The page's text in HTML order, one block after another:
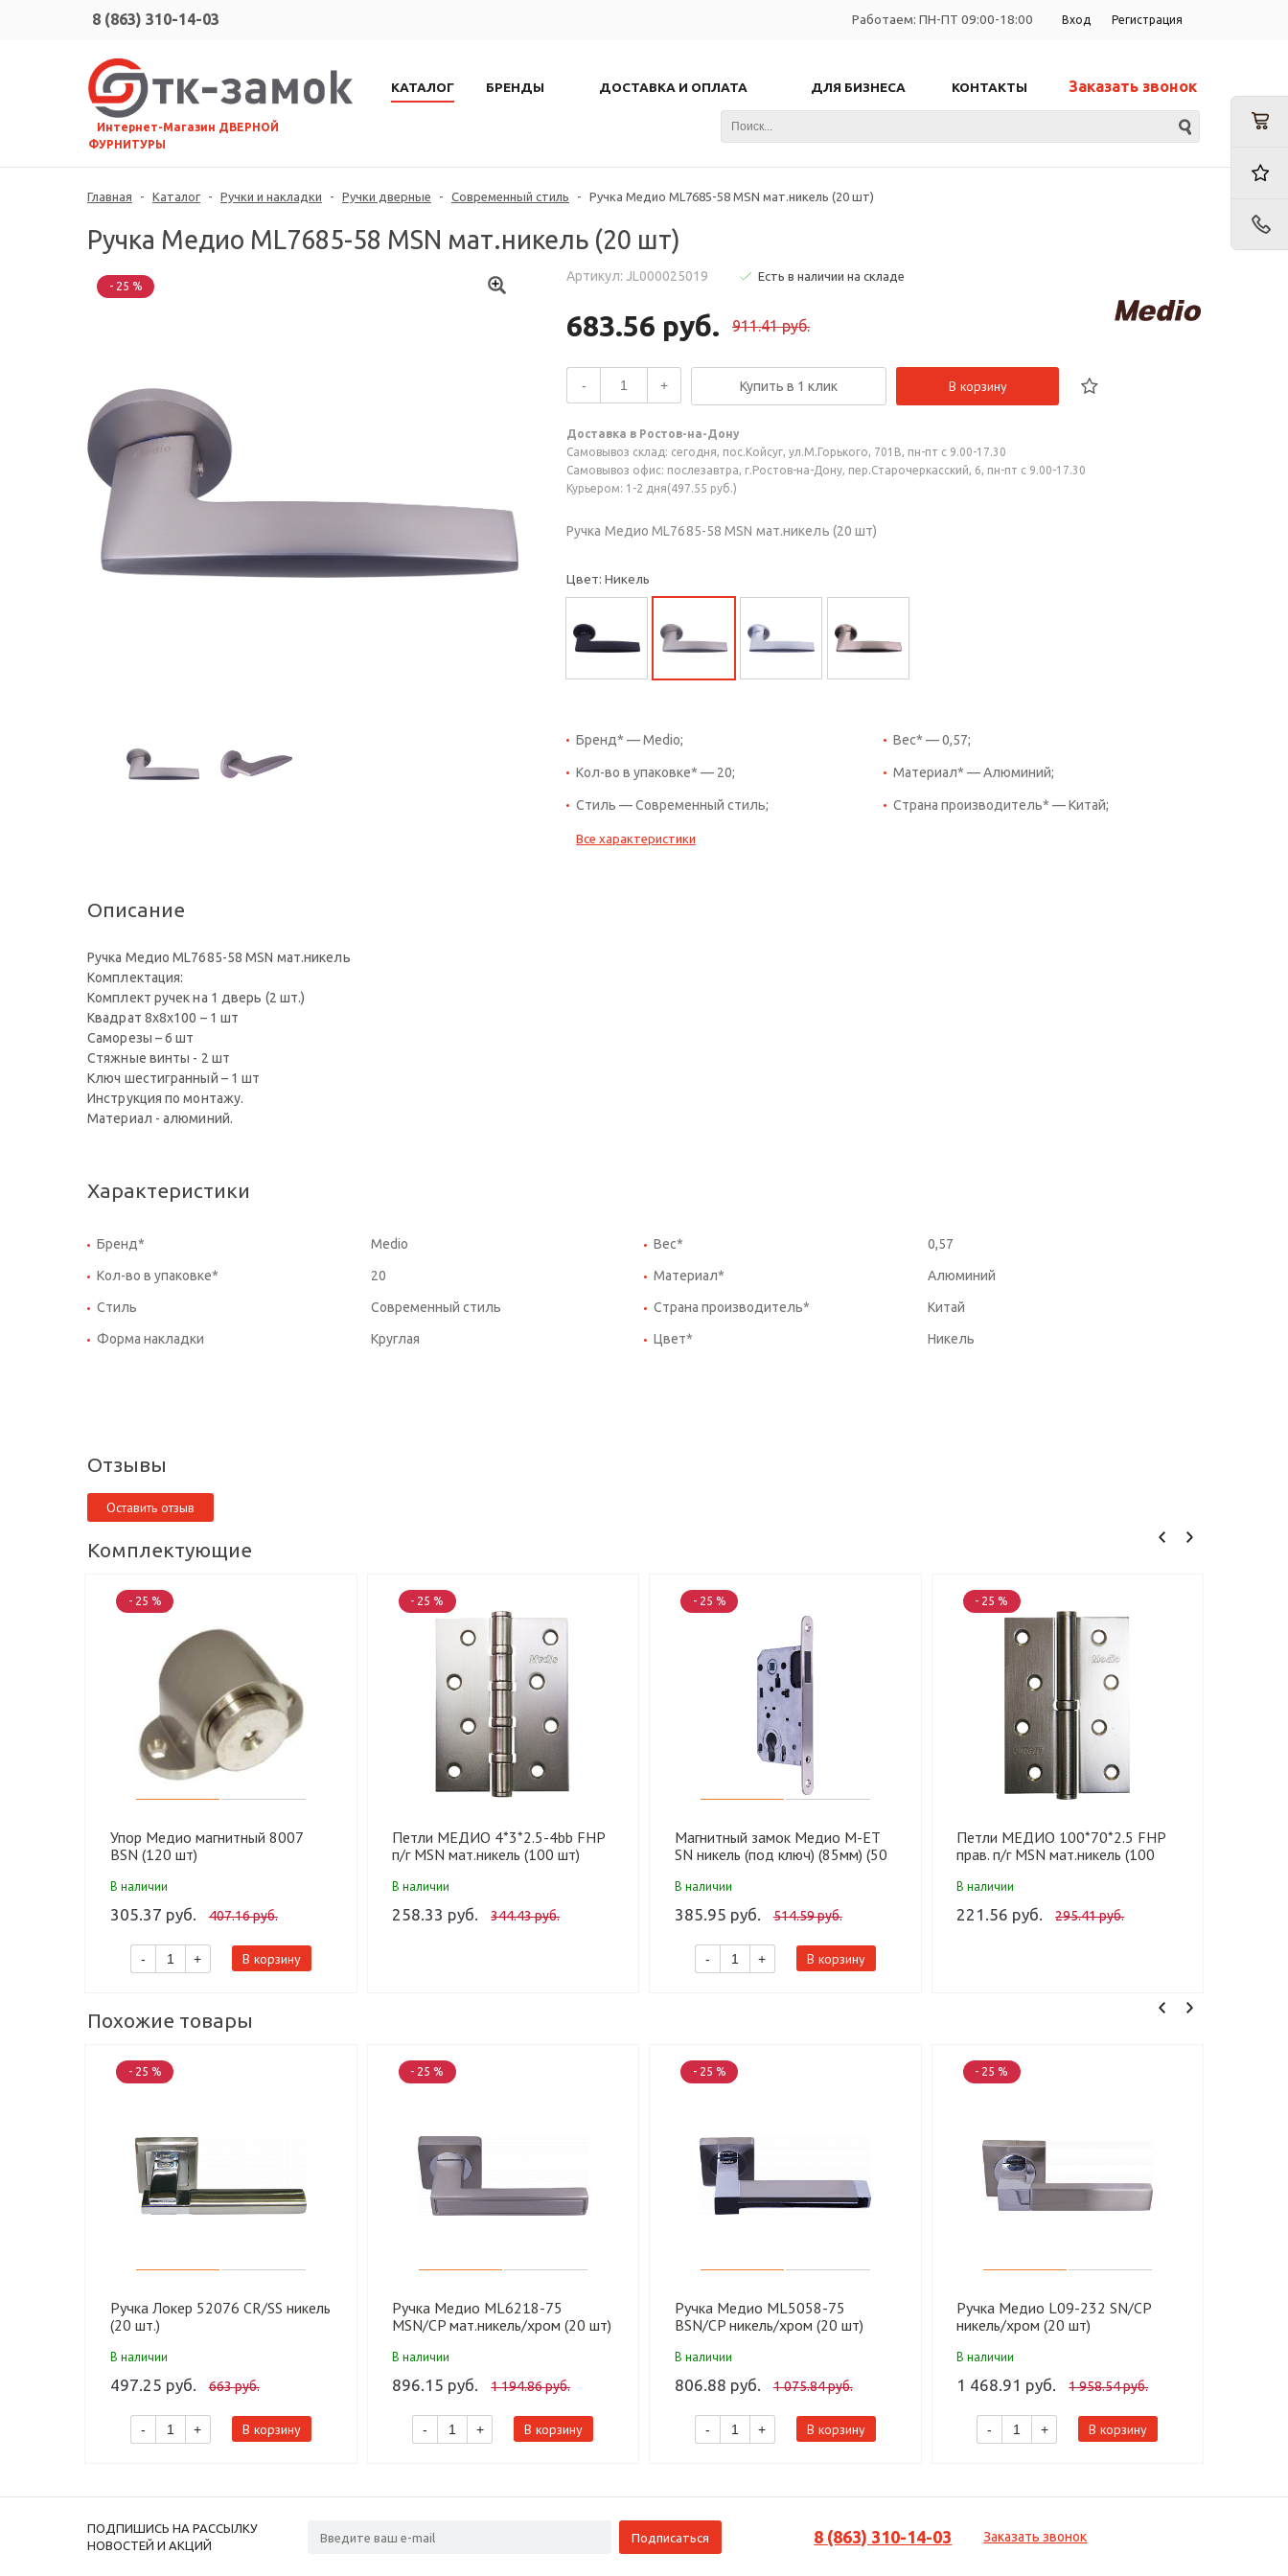
Вход Регистрация
Работаем: ПН-ПТ 09:00-18:00
8 (863) 310-14-03
⠀Интернет-Магазин ДВЕРНОЙ
ФУРНИТУРЫ
КАТАЛОГ БРЕНДЫ ДОСТАВКА И ОПЛАТА ДЛЯ БИЗНЕСА КОНТАКТЫ Заказать звонок
Главная - Каталог - Ручки и накладки - Ручки дверные - Современный стиль - Ручка Медио ML7685-58 MSN мат.никель (20 шт)
Ручка Медио ML7685-58 MSN мат.никель (20 шт)
- 25 %
Артикул: JL000025019 Есть в наличии на складе
683.56 руб. 911.41 руб.
- + Купить в 1 клик В корзину
Доставка в Ростов-на-Дону
Самовывоз склад: сегодня, пос.Койсуг, ул.М.Горького, 701В, пн-пт с 9.00-17.30
Самовывоз офис: послезавтра, г.Ростов-на-Дону, пер.Старочеркасский, 6, пн-пт с 9.00-17.30
Курьером: 1-2 дня(497.55 руб.)
Ручка Медио ML7685-58 MSN мат.никель (20 шт)
Цвет: Никель
Бренд* — Medio; Вес* — 0,57;
Кол-во в упаковке* — 20; Материал* — Алюминий;
Стиль — Современный стиль; Страна производитель* — Китай;
Все характеристики
Описание
Ручка Медио ML7685-58 MSN мат.никель
Комплектация:
Комплект ручек на 1 дверь (2 шт.)
Квадрат 8x8x100 – 1 шт
Саморезы – 6 шт
Стяжные винты - 2 шт
Ключ шестигранный – 1 шт
Инструкция по монтажу.
Материал - алюминий.
Характеристики
Бренд* Medio Вес* 0,57
Кол-во в упаковке* 20 Материал* Алюминий
Стиль Современный стиль Страна производитель* Китай
Форма накладки Круглая Цвет* Никель
Отзывы
Оставить отзыв
Комплектующие
- 25 %
Упор Медио магнитный 8007
BSN (120 шт)
В наличии
305.37 руб. 407.16 руб.
- + В корзину
- 25 %
Петли МЕДИО 4*3*2.5-4bb FHP
п/г MSN мат.никель (100 шт)
В наличии
258.33 руб. 344.43 руб.
- 25 %
Магнитный замок Медио М-ET
SN никель (под ключ) (85мм) (50
В наличии
385.95 руб. 514.59 руб.
- + В корзину
- 25 %
Петли МЕДИО 100*70*2.5 FHP
прав. п/г MSN мат.никель (100
В наличии
221.56 руб. 295.41 руб.
Похожие товары
- 25 %
Ручка Локер 52076 CR/SS никель
(20 шт.)
В наличии
497.25 руб. 663 руб.
- + В корзину
- 25 %
Ручка Медио ML6218-75
MSN/CP мат.никель/хром (20 шт)
В наличии
896.15 руб. 1 194.86 руб.
- + В корзину
- 25 %
Ручка Медио ML5058-75
BSN/CP никель/хром (20 шт)
В наличии
806.88 руб. 1 075.84 руб.
- + В корзину
- 25 %
Ручка Медио L09-232 SN/CP
никель/хром (20 шт)
В наличии
1 468.91 руб. 1 958.54 руб.
- + В корзину
ПОДПИШИСЬ НА РАССЫЛКУ
НОВОСТЕЙ И АКЦИЙ
8 (863) 310-14-03 Заказать звонок